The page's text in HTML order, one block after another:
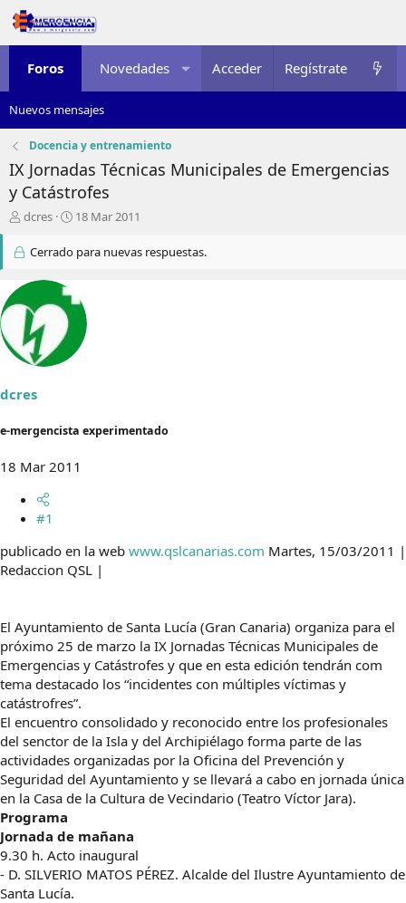
Foros Novedades Multimedia Recursos
Acceder Regístrate
Nuevos mensajes
Docencia y entrenamiento
IX Jornadas Técnicas Municipales de Emergencias
y Catástrofes
I
i
i
d
o
r
d
l
e
a
dcres
F
c
h
d
n
18 Mar 2011
Cerrado para nuevas respuestas.
dcres
e-mergencista experimentado
18 Mar 2011
#1
publicado en la web www.qslcanarias.com Martes, 15/03/2011 |
Redaccion QSL |
El Ayuntamiento de Santa Lucía (Gran Canaria) organiza para el
próximo 25 de marzo la IX Jornadas Técnicas Municipales de
Emergencias y Catástrofes y que en esta edición tendrán com
tema destacado los “incidentes con múltiples víctimas y
catástrofres”.
El encuentro consolidado y reconocido entre los profesionales
del senctor de la Isla y del Archipiélago forma parte de las
actividades organizadas por la Oficina del Prevención y
Seguridad del Ayuntamiento y se llevará a cabo en jornada única
en la Casa de la Cultura de Vecindario (Teatro Víctor Jara).
Programa
Jornada de mañana
9.30 h. Acto inaugural
- D. SILVERIO MATOS PÉREZ. Alcalde del Ilustre Ayuntamiento de
Santa Lucía.